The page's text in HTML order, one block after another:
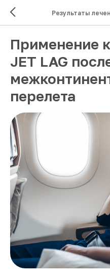
Результаты
Применение
JET LAG
перелета